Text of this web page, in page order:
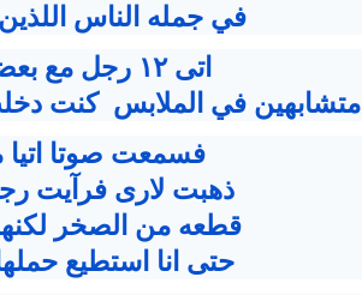
في جمله الناس
اتى ١٢ رجل مع بعضهم البعض
متشابهين في الملابس كنت
فسمعت صوتا اتيا
ذهبت لارى فرآيت
قطعه من الصخر
حتى انا استطيع